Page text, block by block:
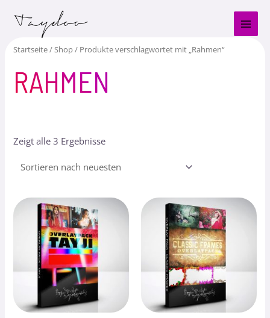
Inhalt
Startseite/Shop/ Produkte verschlagwortet mit „Rahmen“
RAHMEN
Zeigt alle 3 Ergebnisse